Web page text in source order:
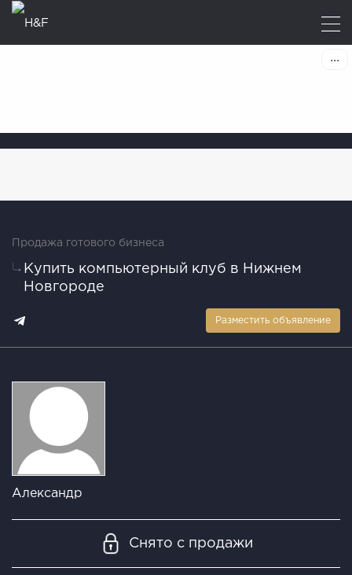
Продажа готового бизнеса
Купить компьютерный клуб в Нижнем
Новгороде
Разместить объявление
Александр
Снято с продажи